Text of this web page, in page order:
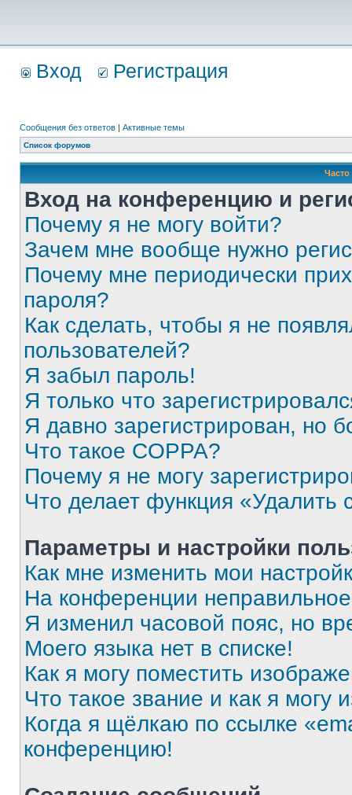
Вход Регистрация
Сообщения без ответов | Активные темы
Список форумов
Вход на конференцию и
Почему я не могу войти?
Зачем мне вообще нужно
Почему мне периодически
пароля?
Как сделать, чтобы я не
пользователей?
Я забыл пароль!
Я только что
Я давно зарегистрирован, но
Что такое COPPA?
Почему я не могу
Что делает функция «Удалить
Параметры и настройки
Как мне изменить мои
На конференции
Я изменил часовой пояс, но
Моего языка нет в списке!
Как я могу поместить
Что такое звание и как я могу
Когда я щёлкаю по ссылке
конференцию!